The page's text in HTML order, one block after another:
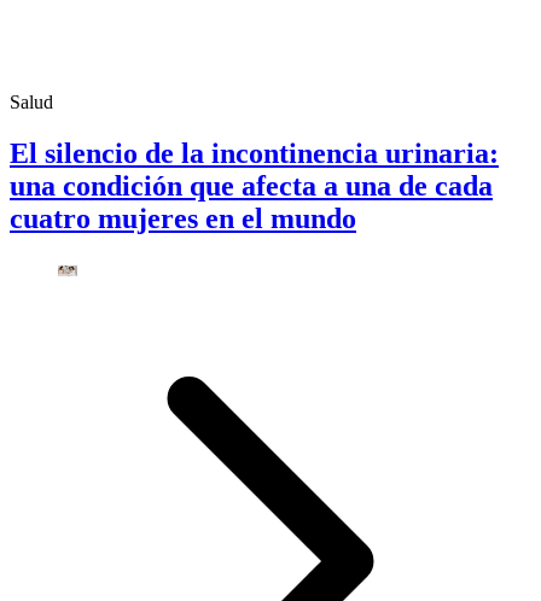
Salud
El silencio de la incontinencia urinaria:
una condición que afecta a una de cada
cuatro mujeres en el mundo